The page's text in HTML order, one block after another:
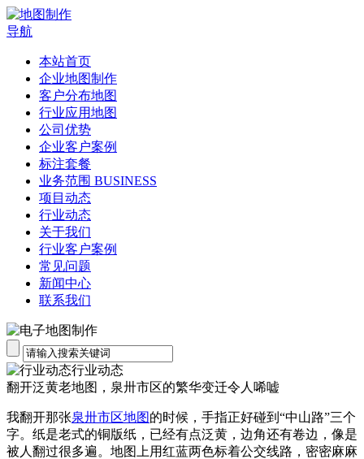
导航
本站首页
企业地图制作
客户分布地图
行业应用地图
公司优势
企业客户案例
标注套餐
业务范围 BUSINESS
项目动态
行业动态
关于我们
行业客户案例
常见问题
新闻中心
联系我们
行业动态
翻开泛黄老地图，泉卅市区的繁华变迁令人唏嘘
我翻开那张泉卅市区地图的时候，手指正好碰到“中山路”三个
字。纸是老式的铜版纸，已经有点泛黄，边角还有卷边，像是
被人翻过很多遍。地图上用红蓝两色标着公交线路，密密麻麻